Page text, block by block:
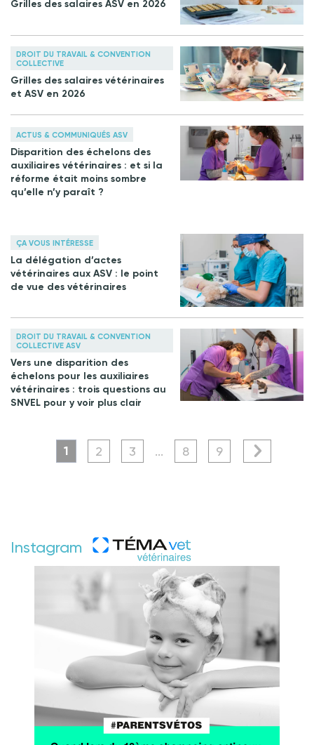
Grilles des salaires ASV en 2026
DROIT DU TRAVAIL & CONVENTION
COLLECTIVE
Grilles des salaires vétérinaires
et ASV en 2026
ACTUS & COMMUNIQUÉS ASV
Disparition des échelons des
auxiliaires vétérinaires : et si la
réforme était moins sombre
qu’elle n’y paraît ?
ÇA VOUS INTÉRESSE
La délégation d’actes
vétérinaires aux ASV : le point
de vue des vétérinaires
DROIT DU TRAVAIL & CONVENTION
COLLECTIVE ASV
Vers une disparition des
échelons pour les auxiliaires
vétérinaires : trois questions au
SNVEL pour y voir plus clair
1 2 3 ... 8 9
Instagram